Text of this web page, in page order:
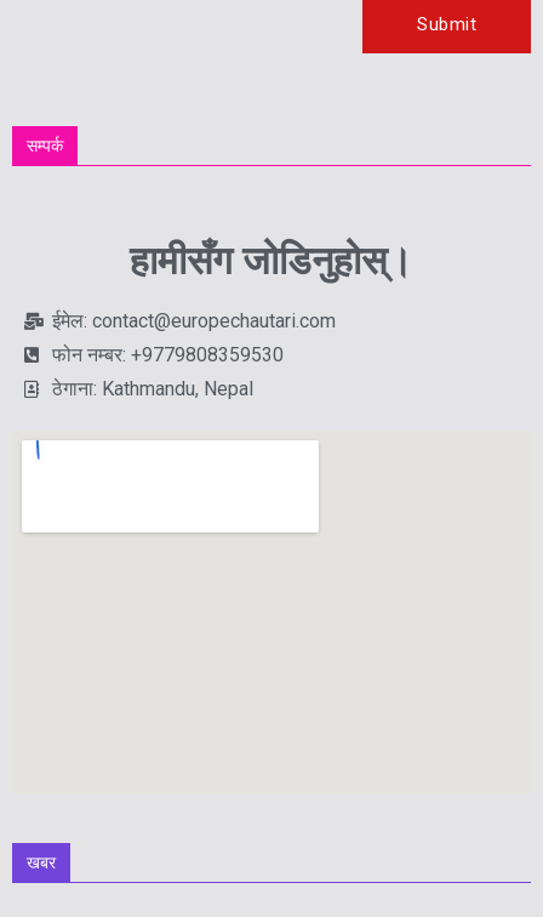
सम्पर्क
हामीसँग जोडिनुहोस्।
ईमेल: contact@europechautari.com
फोन नम्बर: +9779808359530
ठेगाना: Kathmandu, Nepal
खबर